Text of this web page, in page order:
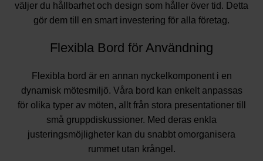
väljer du hållbarhet och design som håller över tid. Detta
gör dem till en smart investering för alla företag.
Flexibla Bord för Användning
Flexibla bord är en annan nyckelkomponent i en
dynamisk mötesmiljö. Våra bord kan enkelt anpassas
för olika typer av möten, allt från stora presentationer till
små gruppdiskussioner. Med deras enkla
justeringsmöjligheter kan du snabbt omorganisera
rummet utan krångel.